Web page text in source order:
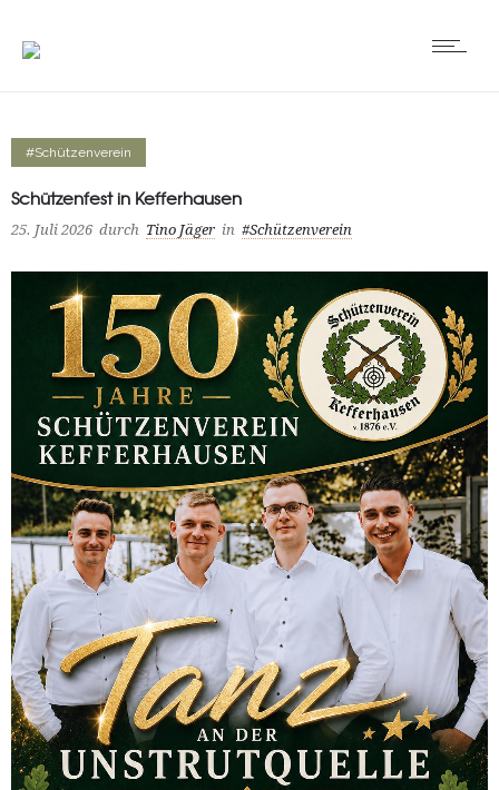
#Schützenverein
Schützenfest in Kefferhausen
25. Juli 2026 durch Tino Jäger in #Schützenverein